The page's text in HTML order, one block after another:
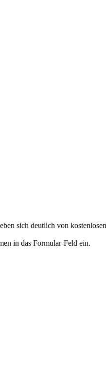
sich deutlich von
in das Formular-Feld ein.